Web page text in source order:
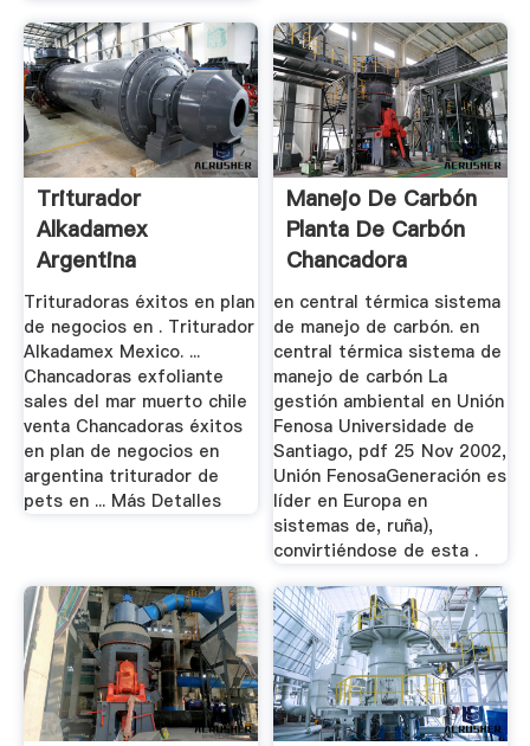
Triturador
Alkadamex
Argentina
Trituradoras éxitos en plan
de negocios en . Triturador
Alkadamex Mexico. ...
Chancadoras exfoliante
sales del mar muerto chile
venta Chancadoras éxitos
en plan de negocios en
argentina triturador de
pets en ... Más Detalles
Manejo De Carbón
Planta De Carbón
Chancadora
en central térmica sistema
de manejo de carbón. en
central térmica sistema de
manejo de carbón La
gestión ambiental en Unión
Fenosa Universidade de
Santiago, pdf 25 Nov 2002,
Unión FenosaGeneración es
líder en Europa en
sistemas de, ruña),
convirtiéndose de esta .